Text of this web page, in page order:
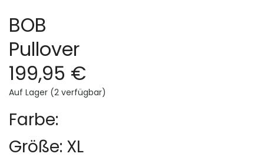
BOB
Pullover
199,95 €
Auf Lager (2 verfügbar)
Farbe:
Größe: XL